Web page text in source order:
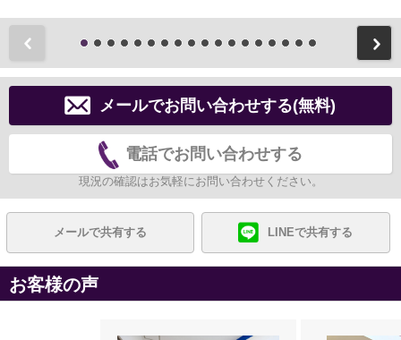
メールでお問い合わせする(無料)
電話でお問い合わせする
現況の確認はお気軽にお問い合わせください。
メールで共有する LINEで共有する
お客様の声